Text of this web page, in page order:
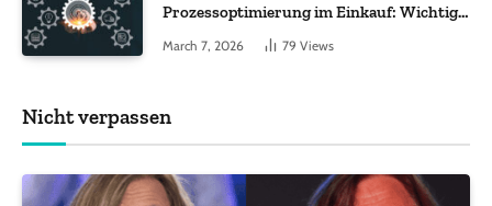
Prozessoptimierung im Einkauf: Wichtige
Funktionen, auf die Sie achten sollten
March 7, 2026 79 Views
Nicht verpassen